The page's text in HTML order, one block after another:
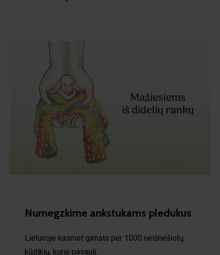
Numegzkime ankstukams pledukus
Lietuvoje kasmet gimsta per 1000 neišnešiotų
kūdikių, kurie pasaulį...